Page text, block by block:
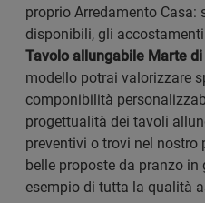
proprio Arredamento
disponibili, gli
Tavolo allungabile Marte
modello potrai valorizzare
componibilità
progettualità dei tavoli
preventivi o trovi nel nostro
belle proposte da pranzo in
esempio di tutta la qualità